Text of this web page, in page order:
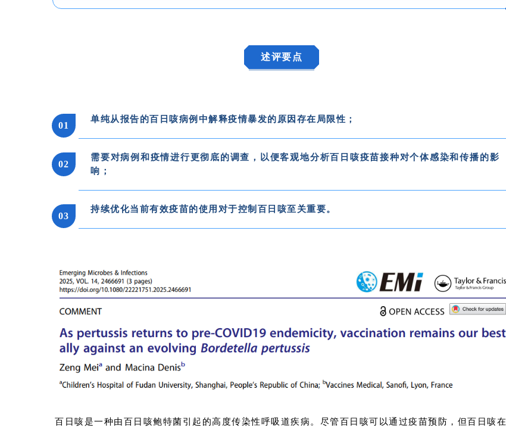
述评要点
01
单纯从报告的百日咳病例中解释疫情暴发的原因存在局限性；
02
需要对病例和疫情进行更彻底的调查，以便客观地分析百日咳疫苗接种对个体感染和传播的影
响；
03
持续优化当前有效疫苗的使用对于控制百日咳至关重要。
百日咳是一种由百日咳鲍特菌引起的高度传染性呼吸道疾病。尽管百日咳可以通过疫苗预防，但百日咳在